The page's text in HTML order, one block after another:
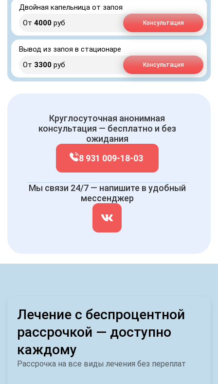
Двойная капельница от запоя
От 4000 руб Консультация
Вывод из запоя в стационаре
От 3300 руб Консультация
Круглосуточная анонимная
консультация — бесплатно и без
ожидания
8 931 009-18-03
Мы связи 24/7 — напишите в удобный
мессенджер
Лечение с беспроцентной
рассрочкой — доступно
каждому
Рассрочка на все виды лечения без переплат